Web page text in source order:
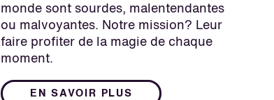
monde sont sourdes, malentendantes
ou malvoyantes. Notre mission? Leur
faire profiter de la magie de chaque
moment.
EN SAVOIR PLUS